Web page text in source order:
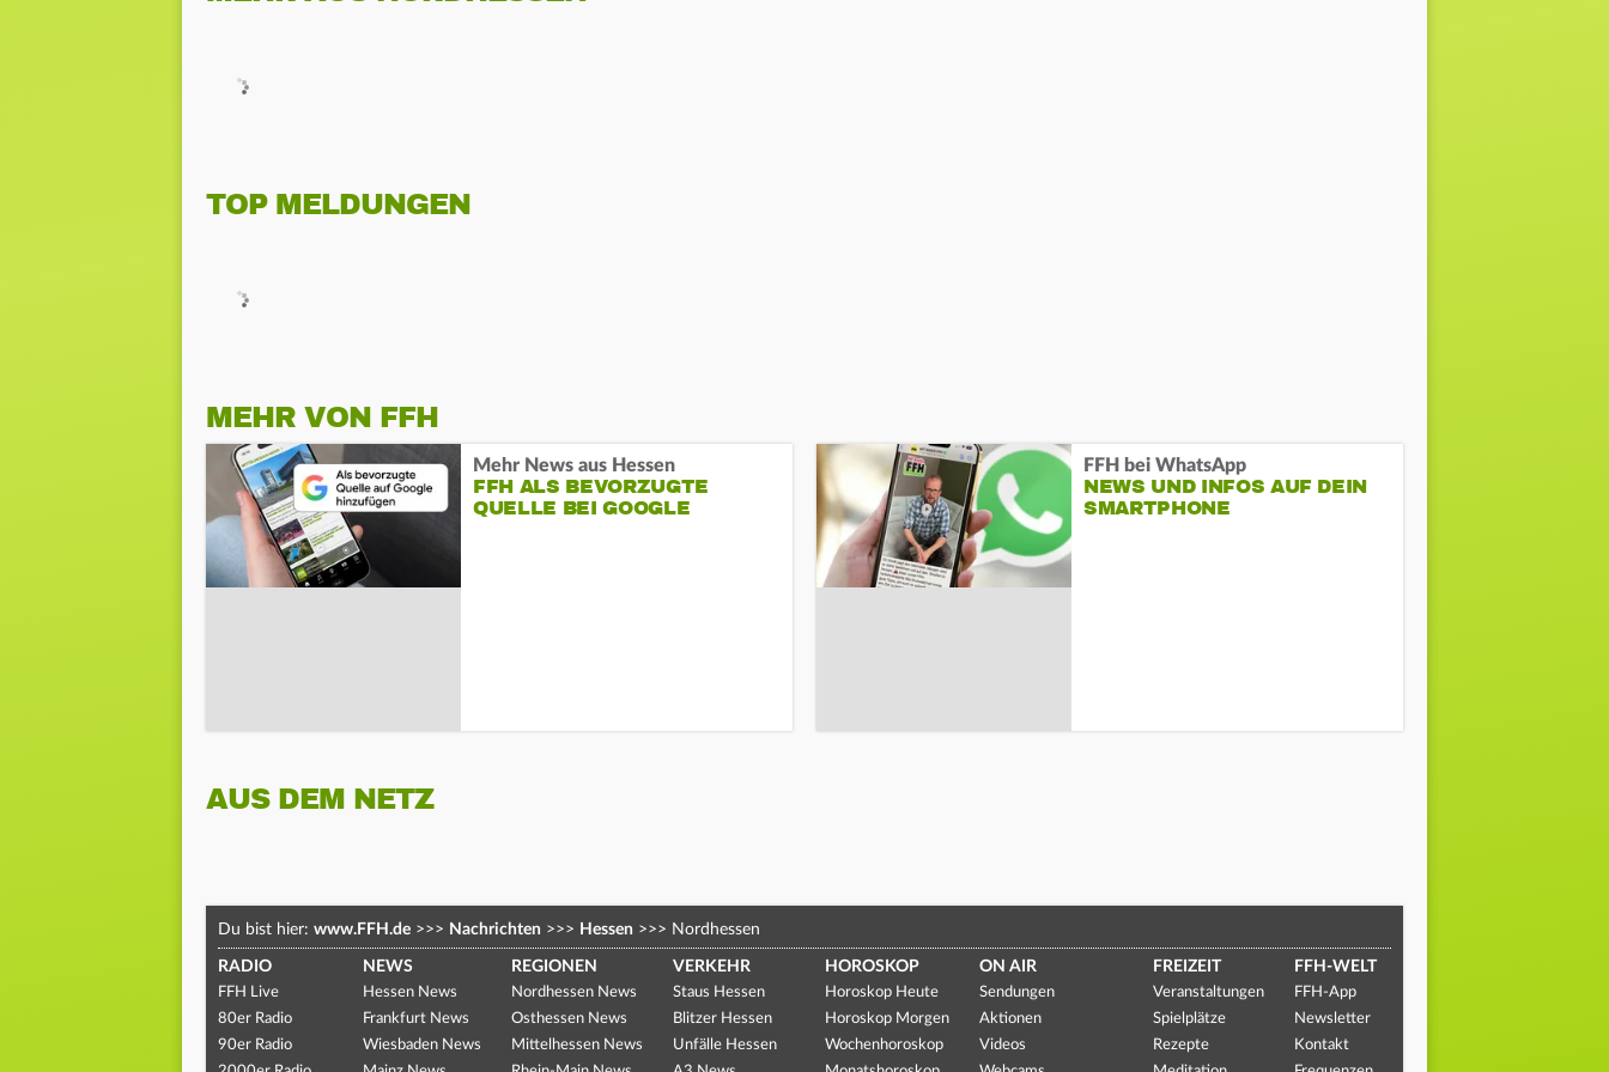
TOP MELDUNGEN
MEHR VON FFH
Mehr News aus Hessen
FFH ALS BEVORZUGTE
QUELLE BEI GOOGLE
FFH bei WhatsApp
NEWS UND INFOS AUF DEIN
SMARTPHONE
AUS DEM NETZ
Du bist hier: www.FFH.de >>> Nachrichten >>> Hessen >>> Nordhessen
RADIO
FFH Live
80er Radio
90er Radio
NEWS
Hessen News
Frankfurt News
Wiesbaden News
REGIONEN
Nordhessen News
Osthessen News
Mittelhessen News
VERKEHR
Staus Hessen
Blitzer Hessen
Unfälle Hessen
HOROSKOP
Horoskop Heute
Horoskop Morgen
Wochenhoroskop
ON AIR
Sendungen
Aktionen
Videos
FREIZEIT
Veranstaltungen
Spielplätze
Rezepte
FFH-WELT
FFH-App
Newsletter
Kontakt